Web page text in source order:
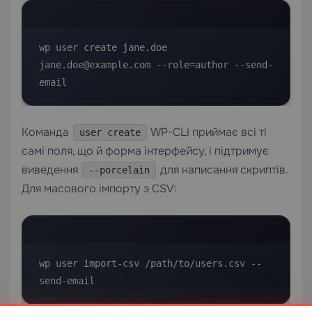
wp user create jane.doe
jane.doe@example.com --role=author --send-
email
Команда user create
WP-CLI приймає всі ті
самі поля, що й форма інтерфейсу, і підтримує
виведення
--porcelain
для написання скриптів.
Для масового імпорту з CSV:
wp user import-csv /path/to/users.csv --
send-email